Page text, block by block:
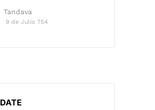
Tandava
9 de Julio 754
DATE